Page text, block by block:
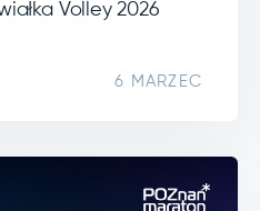
Volley 2026
6 MARZEC